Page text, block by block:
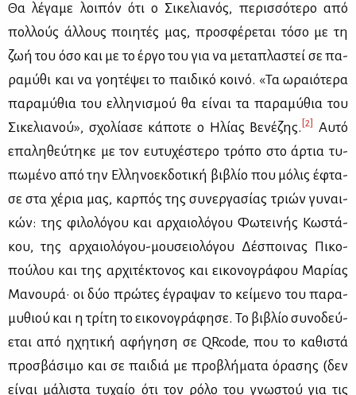
Θα λέ­γα­με λοι­πόν ότι ο Σι­κε­λια­νός, πε­ρισ­σό­τε­ρο από
πολ­λούς άλ­λους ποι­η­τές μας, προ­σφέ­ρε­ται τό­σο με τη
ζωή του όσο και με το έρ­γο του για να με­τα­πλα­στεί σε πα­
ρα­μύ­θι και να γοη­τέ­ψει το παι­δι­κό κοι­νό. «Τα ωραιό­τε­ρα
πα­ρα­μύ­θια του ελ­λη­νι­σμού θα εί­ναι τα πα­ρα­μύ­θια του
Σι­κε­λια­νού», σχο­λί­α­σε κά­πο­τε ο Ηλί­ας Βε­νέ­ζης. [2] Αυ­τό
επα­λη­θεύ­τη­κε με τον ευ­τυ­χέ­στε­ρο τρό­πο στο άρ­τια τυ­
πω­μέ­νο από την Ελ­λη­νο­εκ­δο­τι­κή βι­βλίο που μό­λις έφτα­
σε στα χέ­ρια μας, καρ­πός της συ­νερ­γα­σί­ας τριών γυ­ναι­
κών: της φι­λο­λό­γου και αρ­χαιο­λό­γου Φω­τει­νής Κω­στά­
κου, της αρ­χαιο­λό­γου-μου­σειο­λό­γου Δέ­σποι­νας Πι­κο­
πού­λου και της αρ­χι­τέ­κτο­νος και ει­κο­νο­γρά­φου Μα­ρί­ας
Μα­νου­ρά· οι δύο πρώ­τες έγρα­ψαν το κεί­με­νο του πα­ρα­
μυ­θιού και η τρί­τη το ει­κο­νο­γρά­φη­σε. Το βι­βλίο συ­νο­δεύ­
ε­ται από ηχη­τι­κή αφή­γη­ση σε QRcode, που το κα­θι­στά
προ­σβά­σι­μο και σε παι­διά με προ­βλή­μα­τα όρα­σης (δεν
εί­ναι μά­λι­στα τυ­χαίο ότι τον ρό­λο του γνω­στού για τις